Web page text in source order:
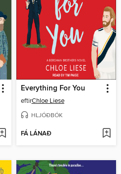
Everything For You
eftirChloe Liese
HLJÓÐBÓK
FÁ LÁNAÐ